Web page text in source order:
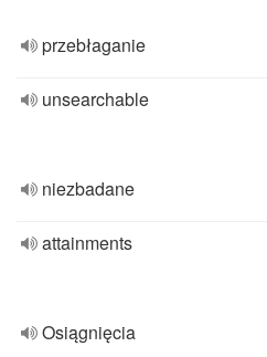
przebłaganie
unsearchable
niezbadane
attainments
Osiągnięcia